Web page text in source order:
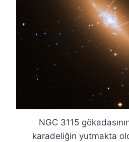
NGC 3115
karadeliğin yutmakta